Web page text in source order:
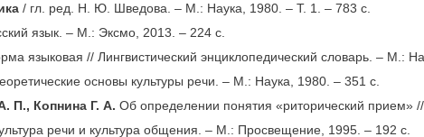
/ гл. ред. Н. Ю. Шведова. – М.: Наука, 1980. – Т. 1. – 783 с.
язык. – М.: Эксмо, 2013. – 224 с.
языковая // Лингвистический энциклопедический словарь. – М.:
основы культуры речи. – М.: Наука, 1980. – 351 с.
П., Копнина Г. А. Об определении понятия «риторический
речи и культура общения. – М.: Просвещение, 1995. – 192 с.